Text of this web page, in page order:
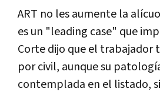
ART no les aumente la
es un "leading case" que
Corte dijo que el trabajador
por civil, aunque su
contemplada en el listado,